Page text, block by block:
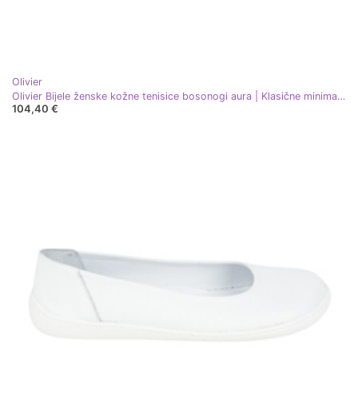
Olivier
Olivier Bijele ženske kožne tenisice bosonogi aura | Klasične minimalističke cipele, nula kapljice bijela
104,40 €